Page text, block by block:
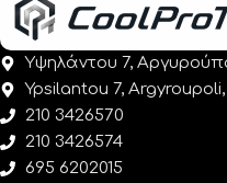
Υψηλάντου 7,
Ypsilantou 7, Argyroupoli,
210 3426570
210 3426574
695 6202015